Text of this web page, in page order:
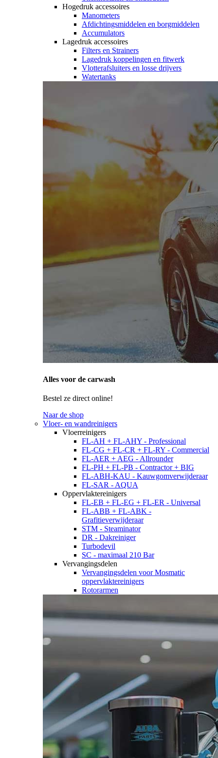
Hogedruk accessoires
Manometers
Afdichtingsmiddelen en borgmiddelen
Accumulators
Lagedruk accessoires
Filters en Strainers
Lagedruk koppelingen en fitwerk
Vlotterafsluiters en losse drijvers
Watertanks
Alles voor de carwash
Bestel ze direct online!
Naar de shop
Vloer- en wandreinigers
Vloerreinigers
FL-AH + FL-AHY - Professional
FL-CG + FL-CR + FL-RY - Commercial
FL-AER + AEG - Allrounder
FL-PH + FL-PB - Contractor + BIG
FL-ABH-KAU - Kauwgomverwijderaar
FL-SAR - AQUA
Oppervlaktereinigers
FL-EB + FL-EG + FL-ER - Universal
FL-ABB + FL-ABK -
Grafitieverwijderaar
STM - Steaminator
DR - Dakreiniger
Turbodevil
SC - maximaal 210 Bar
Vervangingsdelen
Vervangingsdelen voor Mosmatic
oppervlaktereinigers
Rotorarmen